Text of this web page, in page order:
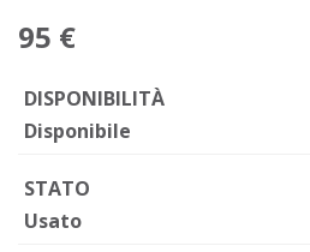
95 €
DISPONIBILITÀ
Disponibile
STATO
Usato